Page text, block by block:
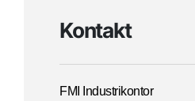
Kontakt
FMI Industrikontor